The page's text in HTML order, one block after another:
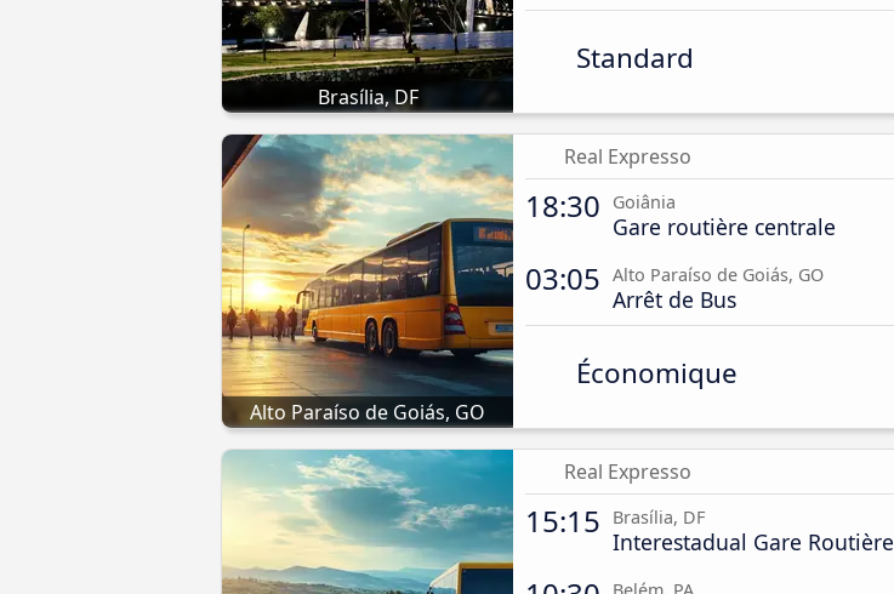
Brasília, DF
Standard
Alto Paraíso de Goiás, GO
Real Expresso
18:30 Goiânia
Gare routière centrale
03:05 Alto Paraíso de Goiás, GO
Arrêt de Bus
Économique
Real Expresso
15:15 Brasília, DF
Interestadual Gare Routière